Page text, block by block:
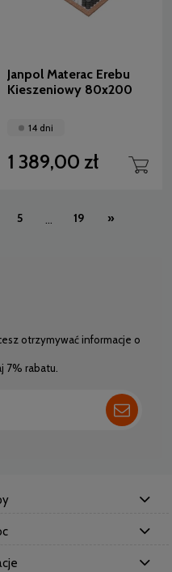
Janpol Materac Erebu
Kieszeniowy 80x200
14 dni
1 389,00 zł
5 ... 19 »
otrzymywać informacje o
7% rabatu.